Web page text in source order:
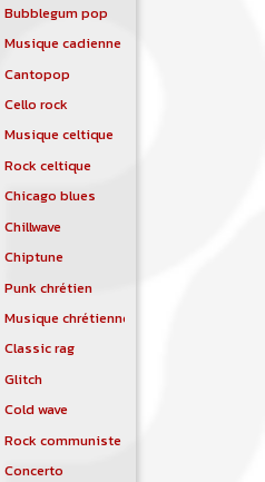
Bubblegum pop
Musique cadienne
Cantopop
Cello rock
Musique celtique
Rock celtique
Chicago blues
Chillwave
Chiptune
Punk chrétien
Musique chrétienne contemporaine
Classic rag
Glitch
Cold wave
Rock communiste
Concerto